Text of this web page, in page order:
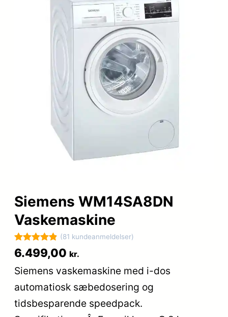
Siemens WM14SA8DN
Vaskemaskine
Bedømt
ud af 5
baseret på
81
kundebedøm
(81 kundeanmeldelser)
6.499,00 kr.
Siemens vaskemaskine med i-dos
automatiosk sæbedosering og
tidsbesparende speedpack.